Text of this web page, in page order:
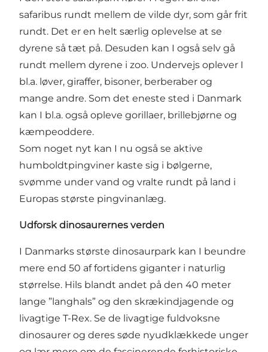
safaribus rundt mellem de vilde dyr, som går frit
rundt. Det er en helt særlig oplevelse at se
dyrene så tæt på. Desuden kan I også selv gå
rundt mellem dyrene i zoo. Undervejs oplever I
bl.a. løver, giraffer, bisoner, berberaber og
mange andre. Som det eneste sted i Danmark
kan I bl.a. også opleve gorillaer, brillebjørne og
kæmpeoddere.
Som noget nyt kan I nu også se aktive
humboldtpingviner kaste sig i bølgerne,
svømme under vand og vralte rundt på land i
Europas største pingvinanlæg.
Udforsk dinosaurernes verden
I Danmarks største dinosaurpark kan I beundre
mere end 50 af fortidens giganter i naturlig
størrelse. Hils blandt andet på den 40 meter
lange ”langhals” og den skrækindjagende og
livagtige T-Rex. Se de livagtige fuldvoksne
dinosaurer og deres søde nyudklækkede unger